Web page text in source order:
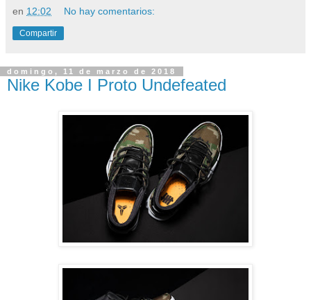
en 12:02 No hay comentarios:
Compartir
domingo, 11 de marzo de 2018
Nike Kobe I Proto Undefeated